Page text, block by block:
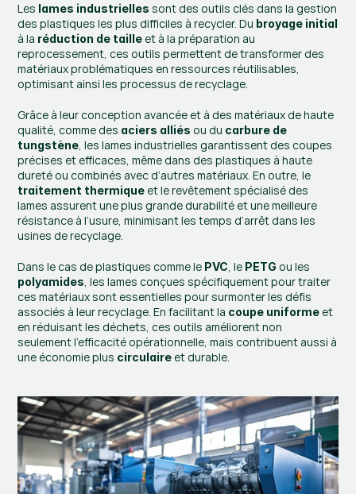
Les lames industrielles sont des outils clés dans la gestion
des plastiques les plus difficiles à recycler. Du broyage initial
à la réduction de taille et à la préparation au
reprocessement, ces outils permettent de transformer des
matériaux problématiques en ressources réutilisables,
optimisant ainsi les processus de recyclage.
Grâce à leur conception avancée et à des matériaux de haute
qualité, comme des aciers alliés ou du carbure de
tungstène, les lames industrielles garantissent des coupes
précises et efficaces, même dans des plastiques à haute
traitement thermique et le revêtement spécialisé des
lames assurent une plus grande durabilité et une meilleure
résistance à l’usure, minimisant les temps d’arrêt dans les
usines de recyclage.
Dans le cas de plastiques comme le PVC, le PETG
polyamides, les lames conçues spécifiquement pour traiter
ces matériaux sont essentielles pour surmonter les défis
associés à leur recyclage. En facilitant la coupe uniforme et
en réduisant les déchets, ces outils améliorent non
seulement l’efficacité opérationnelle, mais contribuent aussi à
une économie plus circulaire et durable.